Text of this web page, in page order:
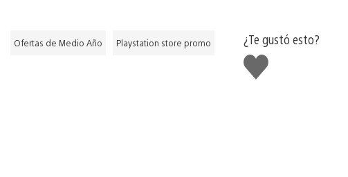
Ofertas de Medio Año Playstation store promo
¿Te gustó esto?
Me
gusta